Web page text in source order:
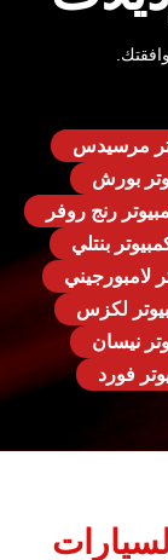
مرسيدس
بورش
رنج روفر
بنتلي
لامبورجيني
لكزس
نيسان
فورد